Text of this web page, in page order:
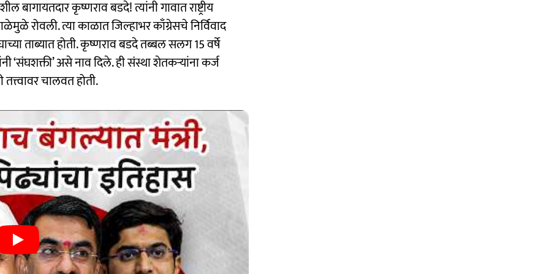
बागायतदार कृष्णराव बडदे! त्यांनी गावात राष्ट्रीय
रोवली. त्या काळात जिल्हाभर काँग्रेसचे निर्विवाद
ताब्यात होती. कृष्णराव बडदे तब्बल सलग 15 वर्षे
‘संघशक्ती’ असे नाव दिले. ही संस्था शेतकऱ्यांना कर्ज
चालवत होती.